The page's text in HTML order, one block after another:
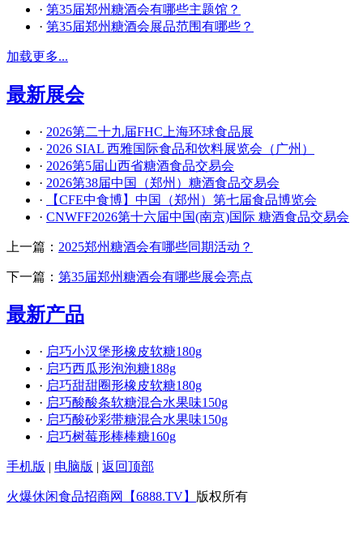
· 第35届郑州糖酒会有哪些主题馆？
· 第35届郑州糖酒会展品范围有哪些？
加载更多...
最新展会
· 2026第二十九届FHC上海环球食品展
· 2026 SIAL 西雅国际食品和饮料展览会（广州）
· 2026第5届山西省糖酒食品交易会
· 2026第38届中国（郑州）糖酒食品交易会
·
【CFE中食博】中国（郑州）第七届食品博览会
· CNWFF2026第十六届中国(南京)国际 糖酒食品交易会
上一篇： 2025郑州糖酒会有哪些同期活动？
下一篇： 第35届郑州糖酒会有哪些展会亮点
最新产品
· 启巧小汉堡形橡皮软糖180g
· 启巧西瓜形泡泡糖188g
· 启巧甜甜圈形橡皮软糖180g
· 启巧酸酸条软糖混合水果味150g
· 启巧酸砂彩带糖混合水果味150g
· 启巧树莓形棒棒糖160g
手机版 | 电脑版 | 返回顶部
火爆休闲食品招商网【6888.TV】 版权所有